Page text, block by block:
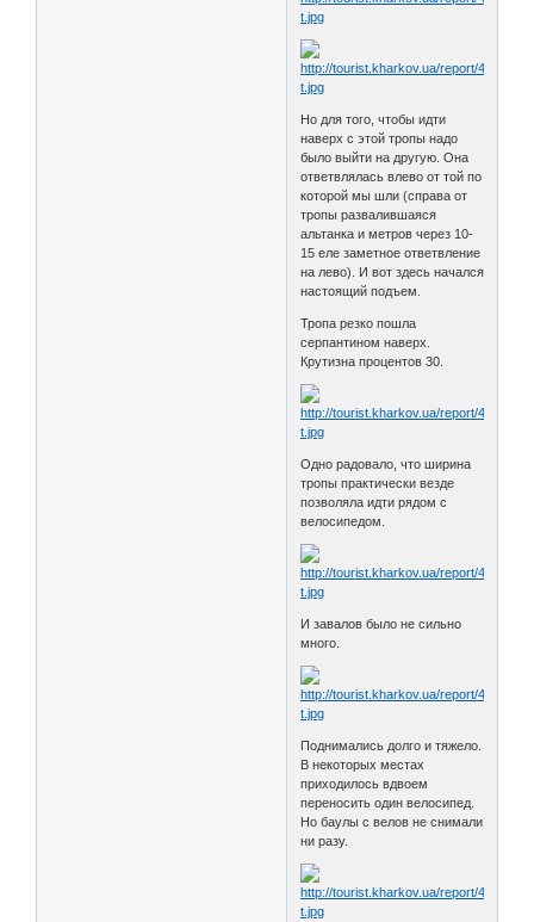
Но для того, чтобы идти
наверх с этой тропы надо
было выйти на другую. Она
ответвлялась влево от той по
которой мы шли (справа от
тропы развалившаяся
альтанка и метров через 10-
15 еле заметное ответвление
на лево). И вот здесь начался
настоящий подъем.
Тропа резко пошла
серпантином наверх.
Крутизна процентов 30.
Одно радовало, что ширина
тропы практически везде
позволяла идти рядом с
велосипедом.
И завалов было не сильно
много.
Поднимались долго и тяжело.
В некоторых местах
приходилось вдвоем
переносить один велосипед.
Но баулы с велов не снимали
ни разу.